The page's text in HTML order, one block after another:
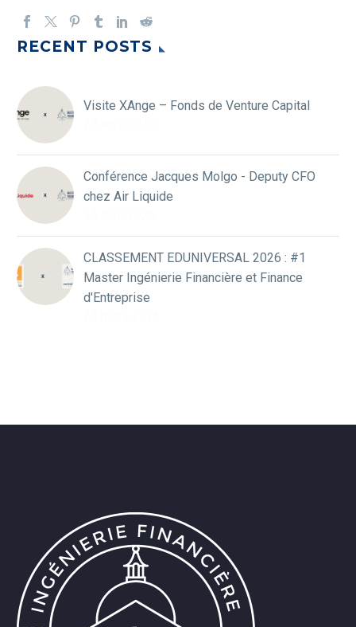
RECENT POSTS
Visite XAnge – Fonds de Venture Capital
Conférence Jacques Molgo - Deputy CFO
chez Air Liquide
CLASSEMENT EDUNIVERSAL 2026 : #1
Master Ingénierie Financière et Finance
d'Entreprise